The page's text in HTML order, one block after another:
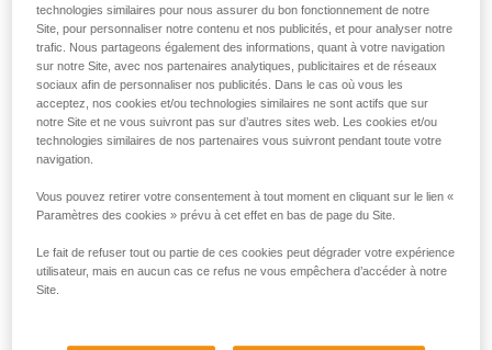
1. Où placer ma longe ?
D’un point de vue sécurité et résistance, la longe peut être
placée sur l’anneau d’assurage ou sur les deux points
d’encordement. Mais pour une question de confort, il est
préférable de placer sa longe sur l’anneau d’assurage.
Petzl recommande de placer sa longe sur l’anneau
technologies similaires pour nous assurer du bon fonctionnement de notre
Site, pour personnaliser notre contenu et nos publicités, et pour analyser notre
trafic. Nous partageons également des informations, quant à votre navigation
sur notre Site, avec nos partenaires analytiques, publicitaires et de réseaux
sociaux afin de personnaliser nos publicités. Dans le cas où vous les
acceptez, nos cookies et/ou technologies similaires ne sont actifs que sur
notre Site et ne vous suivront pas sur d’autres sites web. Les cookies et/ou
technologies similaires de nos partenaires vous suivront pendant toute votre
navigation.
Vous pouvez retirer votre consentement à tout moment en cliquant sur le lien «
Paramètres des cookies » prévu à cet effet en bas de page du Site.
Le fait de refuser tout ou partie de ces cookies peut dégrader votre expérience
utilisateur, mais en aucun cas ce refus ne vous empêchera d’accéder à notre
Site.